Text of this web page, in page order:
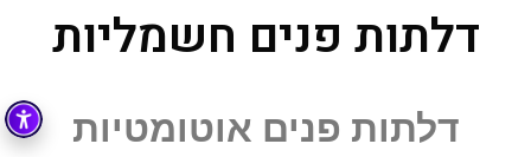
דלתות פנים חשמליות
דלתות פנים אוטומטיות